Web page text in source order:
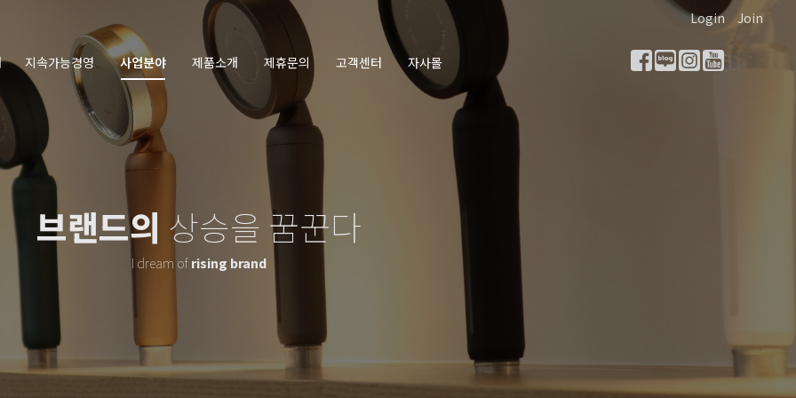
Login Join
지속가능경영 사업분야 제품소개 제휴문의 고객센터 자사몰
브랜드의 상승을 꿈꾼다
I dream of rising brand